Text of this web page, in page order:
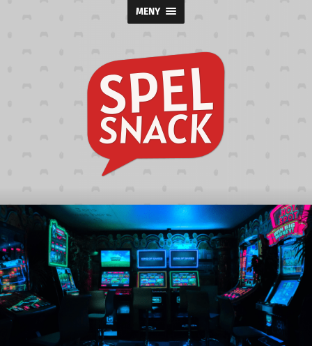
MENY
Spelsnack